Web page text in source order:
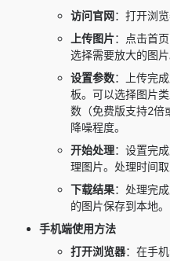
访问官网：打开浏
上传图片：点击首
选择需要放大的图片
设置参数：上传完
板。可以选择图片
数（免费版支持2倍
降噪程度。
开始处理：设置完
理图片。处理时间
下载结果：处理完
的图片保存到本地。
手机端使用方法
打开浏览器：在手